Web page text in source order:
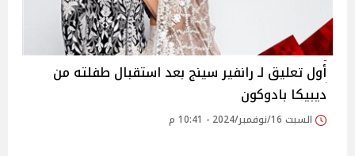
أول تعليق لـ رانفير سينج بعد استقبال طفلته من
ديبيكا بادوكون
السبت 16/نوفمبر/2024 - 10:41 م